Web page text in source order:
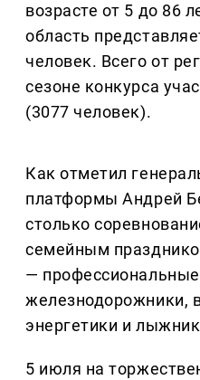
возрасте от 5 до 86
область
человек. Всего от
сезоне конкурса
(3077 человек).
Как отметил
платформы Андрей
столько
семейным
— профессиональные
железнодорожники,
энергетики и
5 июля на